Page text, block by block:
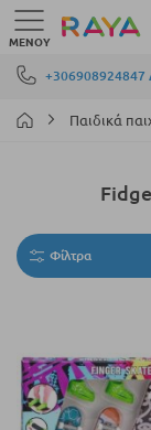
Μετάβαση στο
+306908924847
ΜΕΝΟΎ
Παιδικά
Φίλτρα